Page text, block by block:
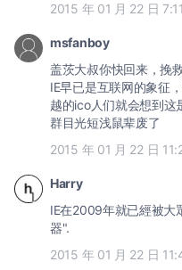
2015 年 01 月 22 日
msfanboy
盖茨大叔你快回来，挽
IE早已是互联网的象征
越的ico人们就会想到这
群目光短浅鼠辈废了
2015 年 01 月 22 日
Harry
IE在2009年就已經被大
器".
2015 年 01 月 22 日